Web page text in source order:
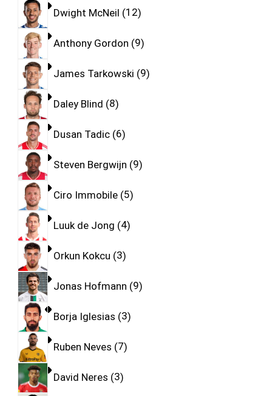
Dwight McNeil 12
Anthony Gordon 9
James Tarkowski 9
Daley Blind 8
Dusan Tadic 6
Steven Bergwijn 9
Ciro Immobile 5
Luuk de Jong 4
Orkun Kokcu 3
Jonas Hofmann 9
Borja Iglesias 3
Ruben Neves 7
David Neres 3